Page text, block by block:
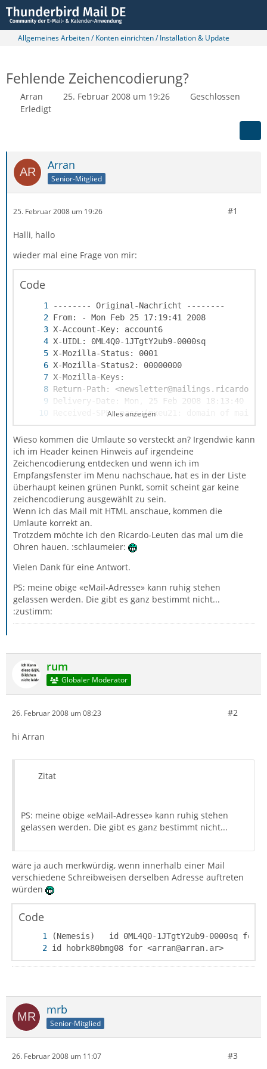
Allgemeines Arbeiten / Konten einrichten / Installation & Update
Fehlende Zeichencodierung?
Arran 25. Februar 2008 um 19:26
Geschlossen
Erledigt
Arran
Senior-Mitglied
25. Februar 2008 um 19:26 #1
Halli, hallo
wieder mal eine Frage von mir:
Code
Alles anzeigen
Wieso kommen die Umlaute so versteckt an? Irgendwie kann
ich im Header keinen Hinweis auf irgendeine
Zeichencodierung entdecken und wenn ich im
Empfangsfenster im Menu nachschaue, hat es in der Liste
überhaupt keinen grünen Punkt, somit scheint gar keine
zeichencodierung ausgewählt zu sein.
Wenn ich das Mail mit HTML anschaue, kommen die
Umlaute korrekt an.
Trotzdem möchte ich den Ricardo-Leuten das mal um die
Ohren hauen. :schlaumeier:
Vielen Dank für eine Antwort.
PS: meine obige «eMail-Adresse» kann ruhig stehen
gelassen werden. Die gibt es ganz bestimmt nicht...
:zustimm:
rum
Globaler Moderator
26. Februar 2008 um 08:23 #2
hi Arran
Zitat
PS: meine obige «eMail-Adresse» kann ruhig stehen
gelassen werden. Die gibt es ganz bestimmt nicht...
wäre ja auch merkwürdig, wenn innerhalb einer Mail
verschiedene Schreibweisen derselben Adresse auftreten
würden
Code
id hobrk80bmg08 for <arran@arran.ar>
mrb
Senior-Mitglied
26. Februar 2008 um 11:07 #3